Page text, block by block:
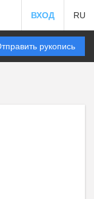
ВХОД RU
рукопись